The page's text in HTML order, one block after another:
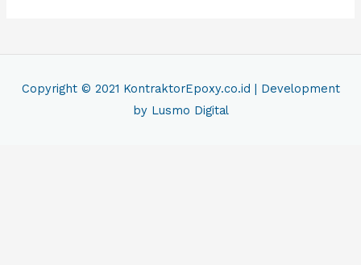
Copyright © 2021 KontraktorEpoxy.co.id | Development
by Lusmo Digital